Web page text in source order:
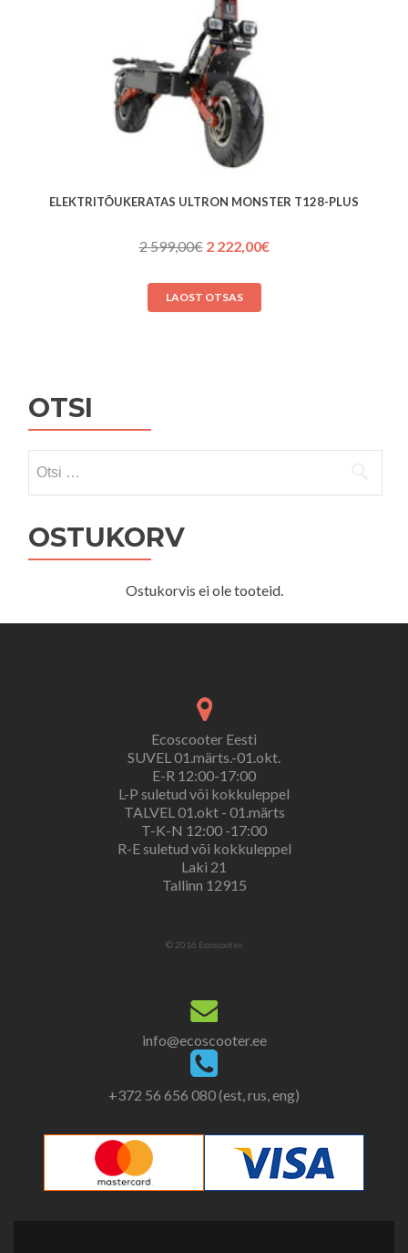
ELEKTRITÕUKERATAS ULTRON MONSTER T128-PLUS
2 599,00€ Algne
oli:
2 599,00€.
2 222,00€Praegune
LAOST OTSAS
OTSI
OSTUKORV
Ostukorvis ei ole tooteid.
Ecoscooter Eesti
SUVEL 01.märts.-01.okt.
E-R 12:00-17:00
L-P suletud või kokkuleppel
TALVEL 01.okt - 01.märts
T-K-N 12:00 -17:00
R-E suletud või kokkuleppel
Laki 21
Tallinn 12915
© 2016 Ecoscooter.
info@ecoscooter.ee
+372 56 656 080 (est, rus, eng)